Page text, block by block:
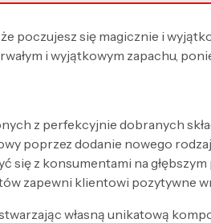
poczujesz się magicznie i
i wyjątkowym zapachu,
z perfekcyjnie dobranych
poprzez dodanie nowego
się z konsumentami na
zapewni klientowi pozytywne
własną unikatową